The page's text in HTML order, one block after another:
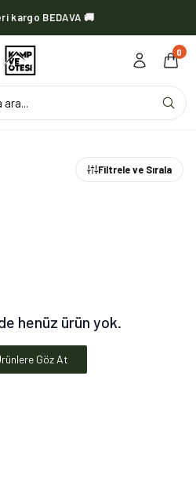
kargo BEDAVA 🚚
her zaman bedava 🔥
0
Filtrele ve Sırala
henüz ürün yok.
Göz At